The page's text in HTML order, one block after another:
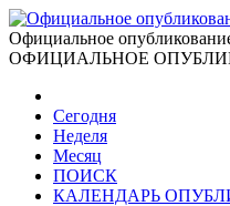
Официальное
ОФИЦИАЛЬНОЕ
Сегодня
Неделя
Месяц
ПОИСК
КАЛЕНДАРЬ